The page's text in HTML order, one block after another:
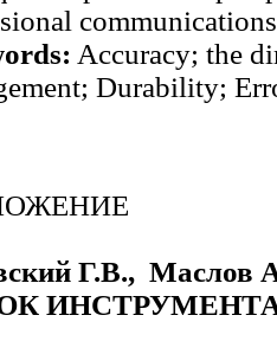
Accuracy; the
Durability;
Г.В.,